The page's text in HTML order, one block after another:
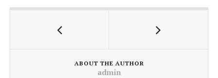
ABOUT THE AUTHOR
admin